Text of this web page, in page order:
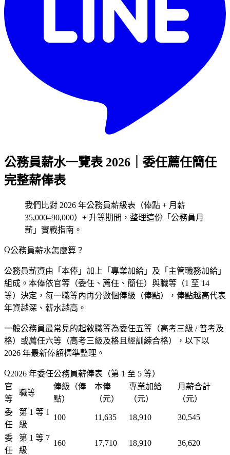
公務員薪水一覽表 2026｜委任薦任簡任
完整薪俸表
我們比對 2026 年公務員薪級表（俸點 + 月薪
35,000–90,000）+ 升等期間，整理這份「公務員月
薪」實戰指南。
公務員薪水怎麼算？
公務員薪資由「本俸」加上「專業加給」及「主管職務加給」
組成。本俸依官等（委任、薦任、簡任）與職等（1 至 14
等）決定，每一職等內再分數個俸級（俸點），俸點越高代表
年資越深、薪水越高。
一般公務員最常見的起敘職等為委任五等（高考三級 / 普考及
格）或薦任六等（高考三級及格且經訓練合格），以下以
2026 年最新俸額標準整理。
2026 年委任公務員薪俸表（第 1 至 5 等）
官
等
職等
俸級（俸
點）
本俸
（元）
專業加給
（元）
月薪合計
（元）
委
任
第 1 等 1
級
100 11,635 18,910 30,545
委
任
第 1 等 7
級
160 17,710 18,910 36,620